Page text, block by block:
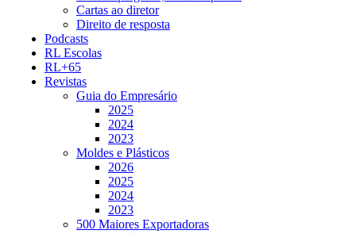
Cartas ao diretor
Direito de resposta
Podcasts
RL Escolas
RL+65
Revistas
Guia do Empresário
2025
2024
2023
Moldes e Plásticos
2026
2025
2024
2023
500 Maiores Exportadoras